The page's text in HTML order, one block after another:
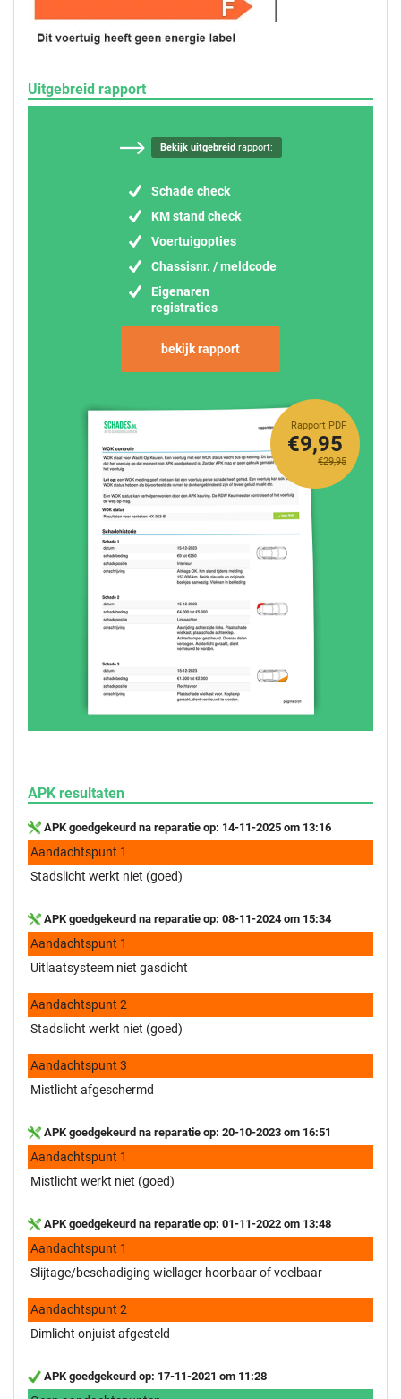
Uitgebreid rapport
Bekijk uitgebreidrapport:
Schade check
KM stand check
Voertuigopties
Chassisnr. / meldcode
Eigenaren
registraties
bekijk rapport
Rapport PDF
€29,95
€9,95
APK resultaten
APK goedgekeurd na reparatie op: 14-11-2025 om 13:16
Aandachtspunt 1
Stadslicht werkt niet (goed)
APK goedgekeurd na reparatie op: 08-11-2024 om 15:34
Aandachtspunt 1
Uitlaatsysteem niet gasdicht
Aandachtspunt 2
Stadslicht werkt niet (goed)
Aandachtspunt 3
Mistlicht afgeschermd
APK goedgekeurd na reparatie op: 20-10-2023 om 16:51
Aandachtspunt 1
Mistlicht werkt niet (goed)
APK goedgekeurd na reparatie op: 01-11-2022 om 13:48
Aandachtspunt 1
Slijtage/beschadiging wiellager hoorbaar of voelbaar
Aandachtspunt 2
Dimlicht onjuist afgesteld
APK goedgekeurd op: 17-11-2021 om 11:28